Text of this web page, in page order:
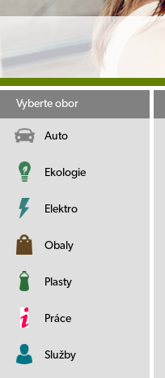
Vyberte obor
Auto
Ekologie
Elektro
Obaly
Plasty
Práce
Služby